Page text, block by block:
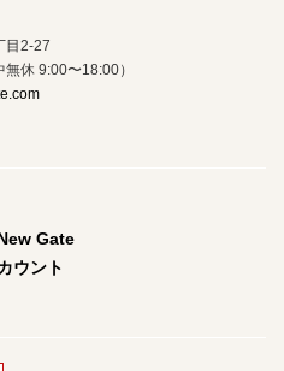
目2-27
無休 9:00〜18:00）
Gate
ウント